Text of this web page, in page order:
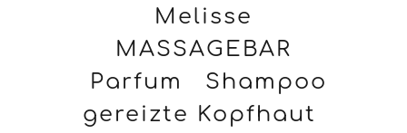
Melisse
MASSAGEBAR
Parfum
Shampoo
gereizte Kopfhaut